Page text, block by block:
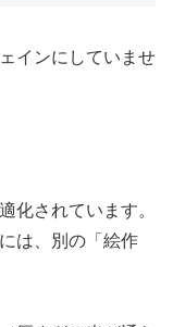
インにしていませ
化されています。
は、別の「絵作